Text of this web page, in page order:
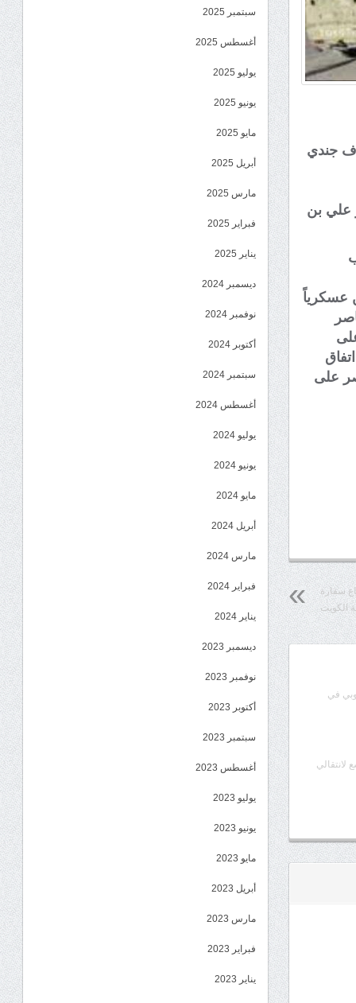
جندي
علي بن
عسكرياً
على
سفارة
الكويت
في
لانتقالي
سبتمبر 2025
أغسطس 2025
يوليو 2025
يونيو 2025
مايو 2025
أبريل 2025
مارس 2025
فبراير 2025
يناير 2025
ديسمبر 2024
نوفمبر 2024
أكتوبر 2024
سبتمبر 2024
أغسطس 2024
يوليو 2024
يونيو 2024
مايو 2024
أبريل 2024
مارس 2024
فبراير 2024
يناير 2024
ديسمبر 2023
نوفمبر 2023
أكتوبر 2023
سبتمبر 2023
أغسطس 2023
يوليو 2023
يونيو 2023
مايو 2023
أبريل 2023
مارس 2023
فبراير 2023
يناير 2023